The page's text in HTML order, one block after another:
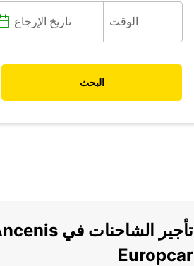
البحث
Europcar